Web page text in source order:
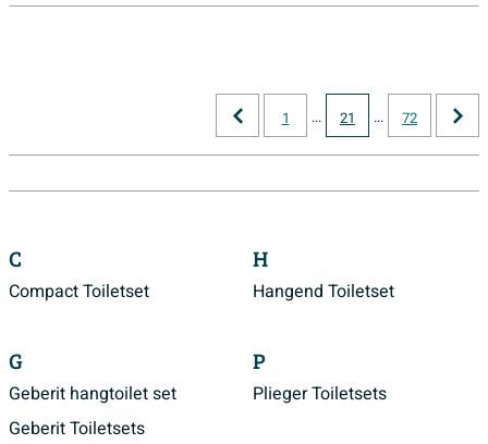
1 ... 21 ... 72
C
Compact Toiletset
G
Geberit hangtoilet set
Geberit Toiletsets
H
Hangend Toiletset
P
Plieger Toiletsets